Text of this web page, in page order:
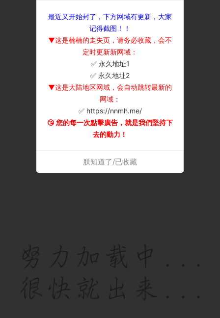
最近又开始封了，下方网域有更新，大家
记得截图！！
▼这是楠楠的走失页，请务必收藏，会不
定时更新新网域：
✅ 永久地址1
✅ 永久地址2
▼这是大陆地区网域，会自动跳转最新的
网域：
✅ https://nnmh.me/
😘 您的每一次點擊廣告，就是我們堅持下
去的動力！
朕知道了/已收藏